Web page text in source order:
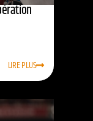
LIRE PLUS